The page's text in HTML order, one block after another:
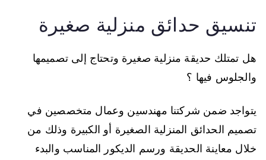
تنسيق حدائق منزلية صغيرة
هل تمتلك حديقة منزلية صغيرة وتحتاج إلى تصميمها
والجلوس فيها ؟
يتواجد ضمن شركتنا مهندسين وعمال متخصصين في
تصميم الحدائق المنزلية الصغيرة أو الكبيرة وذلك من
خلال معاينة الحديقة ورسم الديكور المناسب والبدء